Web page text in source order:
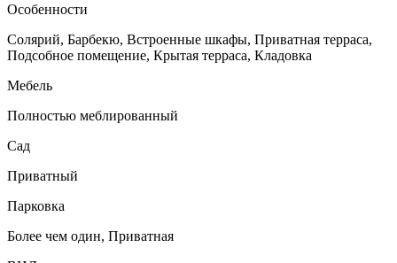
Особенности
Солярий, Барбекю, Встроенные шкафы, Приватная терраса,
Подсобное помещение, Крытая терраса, Кладовка
Мебель
Полностью меблированный
Сад
Приватный
Парковка
Более чем один, Приватная